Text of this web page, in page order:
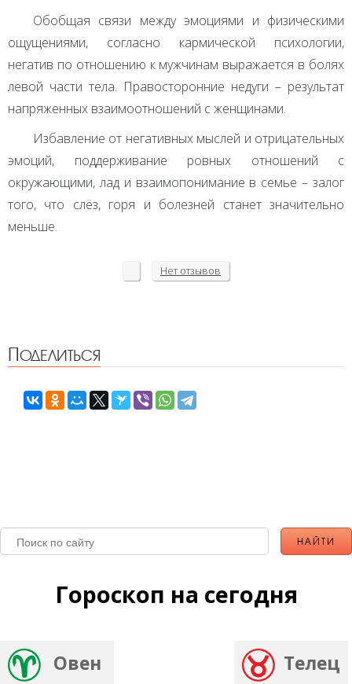
Обобщая связи между эмоциями и физическими
ощущениями, согласно кармической психологии,
негатив по отношению к мужчинам выражается в болях
левой части тела. Правосторонние недуги – результат
напряженных взаимоотношений с женщинами.
Избавление от негативных мыслей и отрицательных
эмоций, поддерживание ровных отношений с
окружающими, лад и взаимопонимание в семье – залог
того, что слёз, горя и болезней станет значительно
меньше.
Нет отзывов
Поделиться
Гороскоп на сегодня
Овен Телец